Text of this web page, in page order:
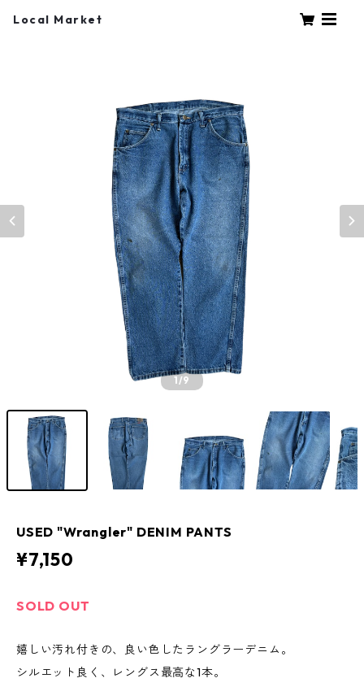
Local Market
1/9
USED "Wrangler" DENIM PANTS
¥7,150
SOLD OUT
嬉しい汚れ付きの、良い色したラングラーデニム。
シルエット良く、レングス最高な1本。